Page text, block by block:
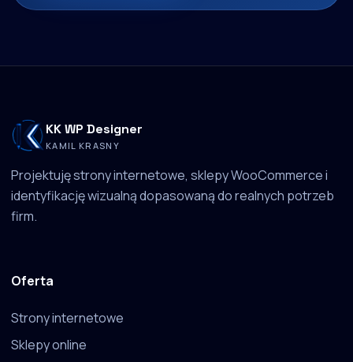
KK WP Designer
KAMIL KRASNY
Projektuję strony internetowe, sklepy WooCommerce i
identyfikację wizualną dopasowaną do realnych potrzeb
firm.
Oferta
Strony internetowe
Sklepy online